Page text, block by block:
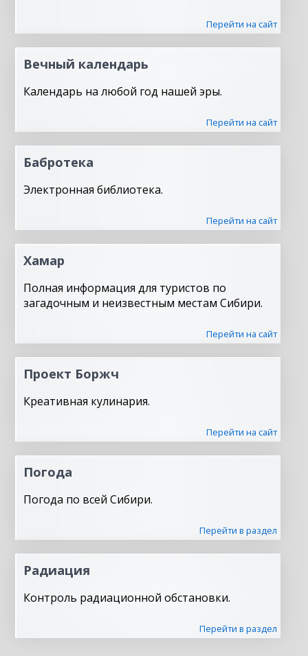
Перейти на сайт
Вечный календарь
Календарь на любой год нашей эры.
Перейти на сайт
Бабротека
Электронная библиотека.
Перейти на сайт
Хамар
Полная информация для туристов по
загадочным и неизвестным местам Сибири.
Перейти на сайт
Проект Боржч
Креативная кулинария.
Перейти на сайт
Погода
Погода по всей Сибири.
Перейти в раздел
Радиация
Контроль радиационной обстановки.
Перейти в раздел